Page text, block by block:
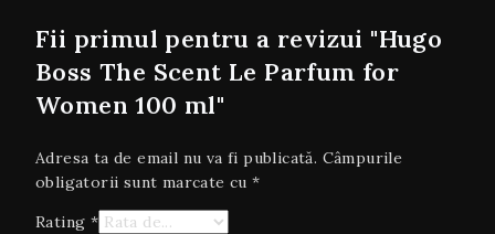
Fii primul pentru a revizui "Hugo
Boss The Scent Le Parfum for
Women 100 ml"
Adresa ta de email nu va fi publicată. Câmpurile
obligatorii sunt marcate cu*
Rating *